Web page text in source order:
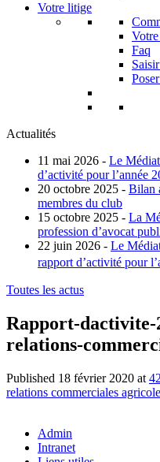
Votre litige
Faq
Actualités
11 mai 2026 - Le
d’activité pour l’année
20 octobre 2025 - Bilan
membres du club
15 octobre 2025 - La
profession d’avocat
22 juin 2026 - Le
rapport d’activité pour
Toutes les actus
Rapport-dactivite-
relations-
Published 18 février 2020 at
relations commerciales
Admin
Intranet